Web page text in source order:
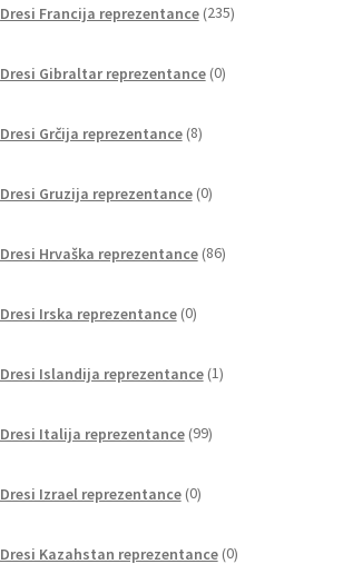
Dresi Francija reprezentance 235izdelkov
Dresi Gibraltar reprezentance 0izdelkov
Dresi Grčija reprezentance 8izdelkov
Dresi Gruzija reprezentance 0izdelkov
Dresi Hrvaška reprezentance 86izdelkov
Dresi Irska reprezentance 0izdelkov
Dresi Islandija reprezentance 1izdelek
Dresi Italija reprezentance 99izdelkov
Dresi Izrael reprezentance 0izdelkov
Dresi Kazahstan reprezentance 0izdelkov